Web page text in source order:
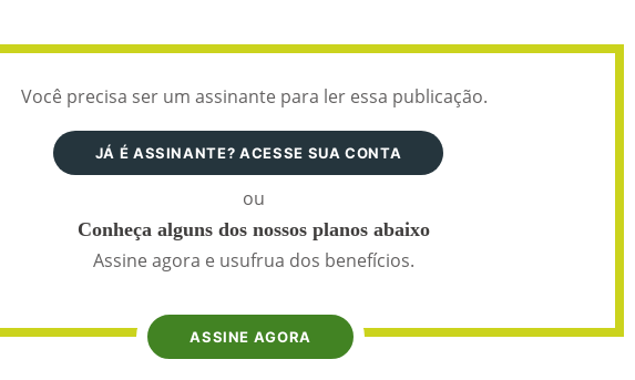
Você precisa ser um assinante para ler essa publicação.
JÁ É ASSINANTE? ACESSE SUA CONTA
ou
Conheça alguns dos nossos planos abaixo
Assine agora e usufrua dos benefícios.
ASSINE AGORA